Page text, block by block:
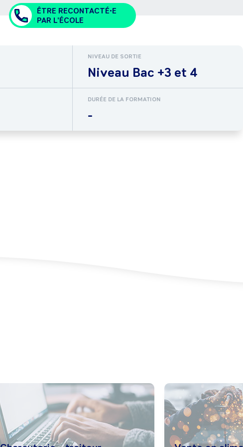
ÊTRE RECONTACTÉ•E
PAR L'ÉCOLE
NIVEAU DE SORTIE
Niveau Bac +3 et 4
DURÉE DE LA FORMATION
-